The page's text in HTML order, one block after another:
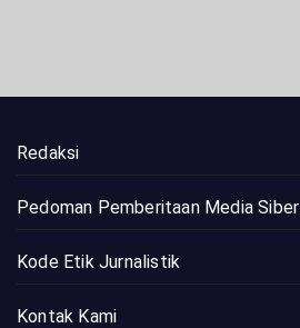
Redaksi
Pedoman Pemberitaan Media Siber
Kode Etik Jurnalistik
Kontak Kami